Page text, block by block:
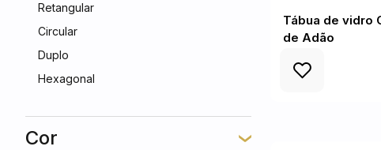
Retangular
Circular
Duplo
Hexagonal
Cor
Tábua de vidro
de Adão